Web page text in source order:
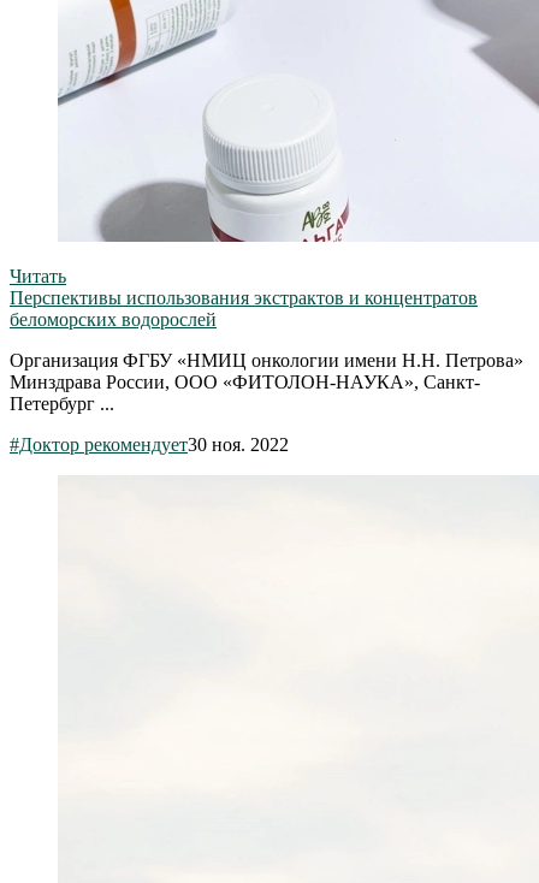
Читать
Перспективы использования экстрактов и концентратов
беломорских водорослей
Организация ФГБУ «НМИЦ онкологии имени Н.Н. Петрова»
Минздрава России, ООО «ФИТОЛОН-НАУКА», Санкт-
Петербург ...
#Доктор рекомендует30 ноя. 2022